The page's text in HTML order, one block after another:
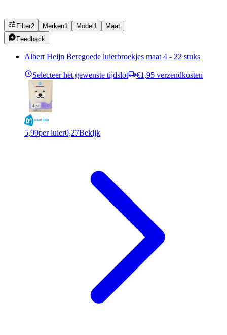
Filter2 Merken1 Model 1
Maat
Feedback
Albert Heijn Beregoede luierbroekjes maat 4 - 22 stuks
Selecteer het gewenste tijdslot €1,95 verzendkosten
5,99per luier0,27Bekijk